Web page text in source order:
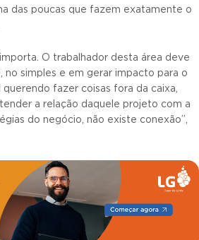
das poucas que fazem exatamente o
O trabalhador desta área deve
no simples e em gerar impacto para o
fazer coisas fora da caixa,
a relação daquele projeto com a
do negócio, não existe conexão”,